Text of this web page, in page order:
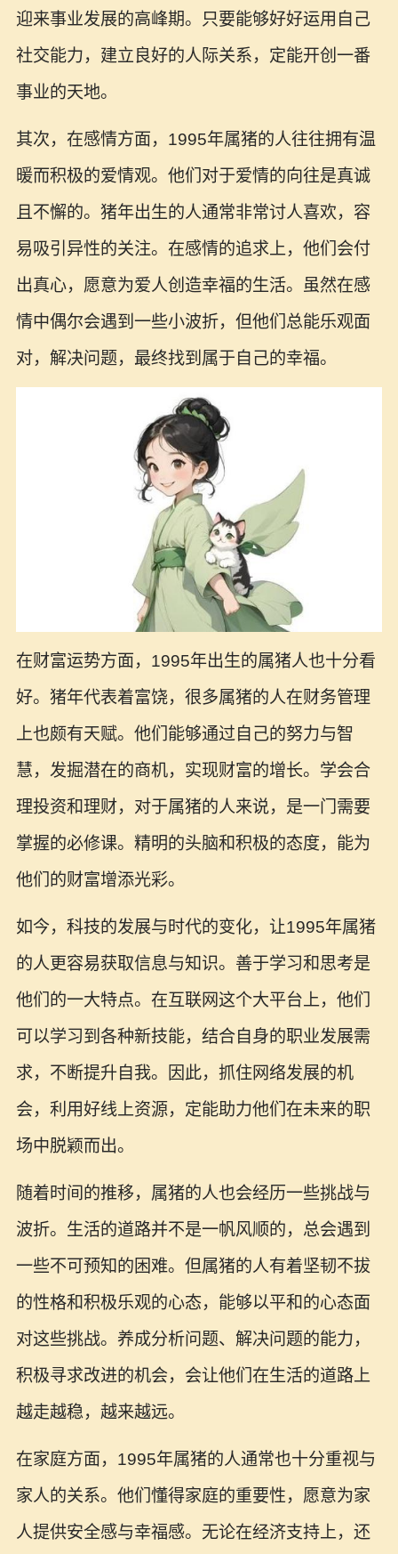
迎来事业发展的高峰期。只要能够好好运用自己
社交能力，建立良好的人际关系，定能开创一番
事业的天地。
其次，在感情方面，1995年属猪的人往往拥有温
暖而积极的爱情观。他们对于爱情的向往是真诚
且不懈的。猪年出生的人通常非常讨人喜欢，容
易吸引异性的关注。在感情的追求上，他们会付
出真心，愿意为爱人创造幸福的生活。虽然在感
情中偶尔会遇到一些小波折，但他们总能乐观面
对，解决问题，最终找到属于自己的幸福。
在财富运势方面，1995年出生的属猪人也十分看
好。猪年代表着富饶，很多属猪的人在财务管理
上也颇有天赋。他们能够通过自己的努力与智
慧，发掘潜在的商机，实现财富的增长。学会合
理投资和理财，对于属猪的人来说，是一门需要
掌握的必修课。精明的头脑和积极的态度，能为
他们的财富增添光彩。
如今，科技的发展与时代的变化，让1995年属猪
的人更容易获取信息与知识。善于学习和思考是
他们的一大特点。在互联网这个大平台上，他们
可以学习到各种新技能，结合自身的职业发展需
求，不断提升自我。因此，抓住网络发展的机
会，利用好线上资源，定能助力他们在未来的职
场中脱颖而出。
随着时间的推移，属猪的人也会经历一些挑战与
波折。生活的道路并不是一帆风顺的，总会遇到
一些不可预知的困难。但属猪的人有着坚韧不拔
的性格和积极乐观的心态，能够以平和的心态面
对这些挑战。养成分析问题、解决问题的能力，
积极寻求改进的机会，会让他们在生活的道路上
越走越稳，越来越远。
在家庭方面，1995年属猪的人通常也十分重视与
家人的关系。他们懂得家庭的重要性，愿意为家
人提供安全感与幸福感。无论在经济支持上，还